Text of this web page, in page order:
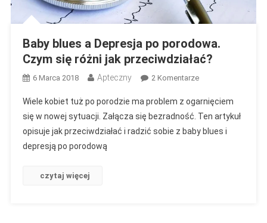
Baby blues a Depresja po porodowa.
Czym się różni jak przeciwdziałać?
6 Marca 2018 Apteczny 2 KomentarzeDo
Blues
A
Depresja
Wiele kobiet tuż po porodzie ma problem z ogarnięciem
się w nowej sytuacji. Załącza się bezradność. Ten artykuł
opisuje jak przeciwdziałać i radzić sobie z baby blues i
depresją po porodową
czytaj więcej